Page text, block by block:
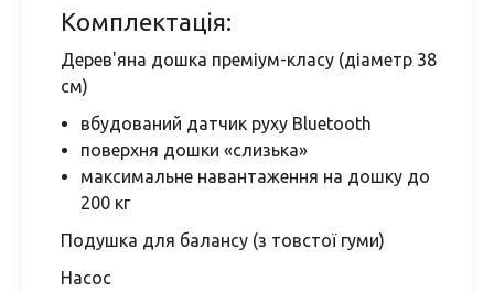
Комплектація:
Дерев'яна дошка преміум-класу (діаметр 38
см)
вбудований датчик руху Bluetooth
поверхня дошки «слизька»
максимальне навантаження на дошку до
200 кг
Подушка для балансу (з товстої гуми)
Насос